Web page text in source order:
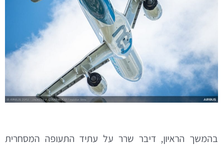
בהמשך הראיון, דיבר שרר על עתיד התעופה המסחרית